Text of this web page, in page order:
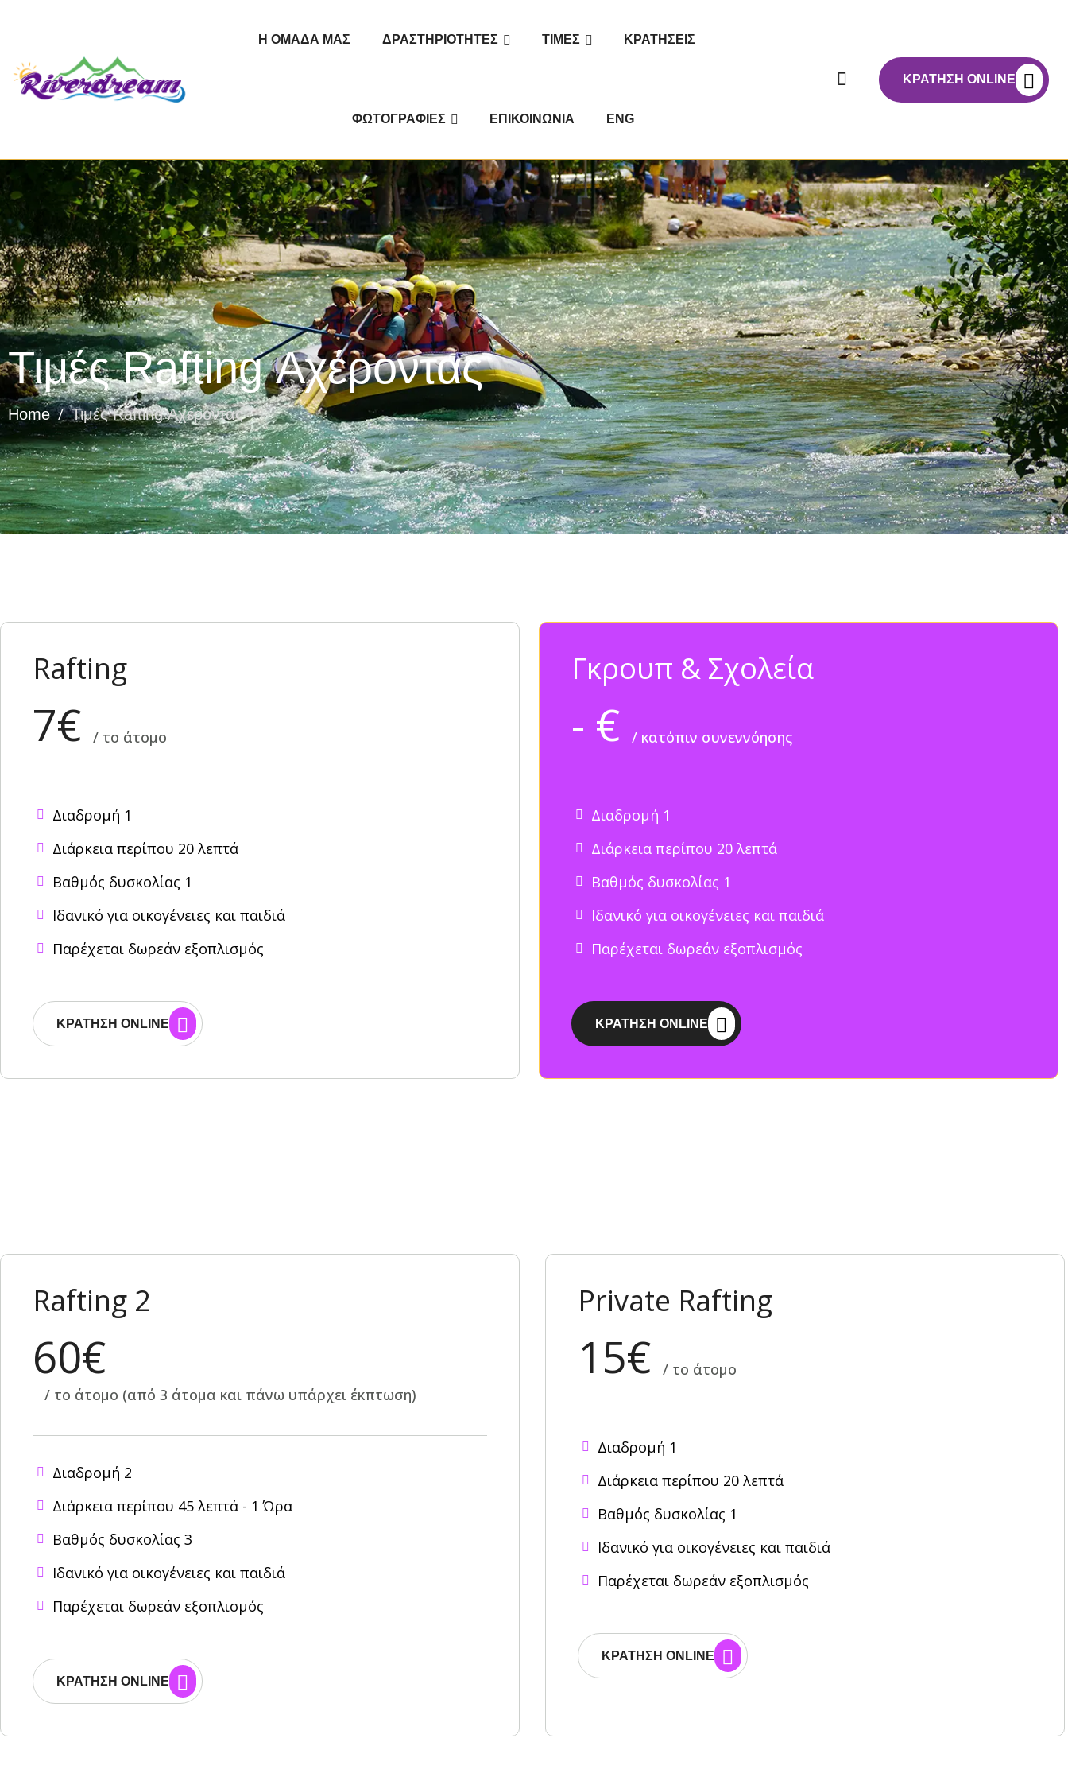
Η ΟΜΆΔΑ ΜΑΣ ΔΡΑΣΤΗΡΙΌΤΗΤΕΣ ΤΙΜΈΣ ΚΡΑΤΉΣΕΙΣ
ΦΩΤΟΓΡΑΦΊΕΣ ΕΠΙΚΟΙΝΩΝΊΑ ENG
ΚΡΆΤΗΣΗ ONLINE
Τιμές Rafting Αχέροντας
Home / Τιμές Rafting Αχέροντας
Rafting
7€ / το άτομο
Διαδρομή 1
Διάρκεια περίπου 20 λεπτά
Βαθμός δυσκολίας 1
Ιδανικό για οικογένειες και παιδιά
Παρέχεται δωρεάν εξοπλισμός
ΚΡΆΤΗΣΗ ONLINE
Γκρουπ & Σχολεία
- € / κατόπιν συνεννόησης
Διαδρομή 1
Διάρκεια περίπου 20 λεπτά
Βαθμός δυσκολίας 1
Ιδανικό για οικογένειες και παιδιά
Παρέχεται δωρεάν εξοπλισμός
ΚΡΑΤΗΣΗ ONLINE
Rafting 2
60€
/ το άτομο (από 3 άτομα και πάνω υπάρχει έκπτωση)
Διαδρομή 2
Διάρκεια περίπου 45 λεπτά - 1 Ώρα
Βαθμός δυσκολίας 3
Ιδανικό για οικογένειες και παιδιά
Παρέχεται δωρεάν εξοπλισμός
ΚΡΆΤΗΣΗ ONLINE
Private Rafting
15€ / το άτομο
Διαδρομή 1
Διάρκεια περίπου 20 λεπτά
Βαθμός δυσκολίας 1
Ιδανικό για οικογένειες και παιδιά
Παρέχεται δωρεάν εξοπλισμός
ΚΡΆΤΗΣΗ ONLINE